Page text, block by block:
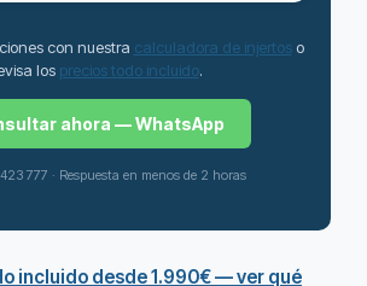
con nuestra calculadora de injertoso
los precios todo incluido.
ahora — WhatsApp
777 · Respuesta en menos de 2 horas
incluido desde 1.990€ — ver qué